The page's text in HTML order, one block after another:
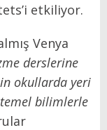
etkiliyor.
Venya
derslerine
okullarda yeri
temel bilimlerle